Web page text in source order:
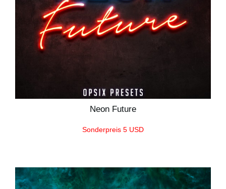
Neon Future
Sonderpreis 5 USD